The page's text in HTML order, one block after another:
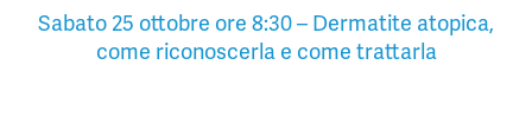
Sabato 25 ottobre ore 8:30 – Dermatite atopica,
come riconoscerla e come trattarla